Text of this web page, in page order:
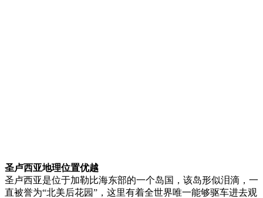
圣卢西亚地理位置优越
圣卢西亚是位于加勒比海东部的一个岛国，该岛形似泪滴，一
直被誉为“北美后花园”，这里有着全世界唯一能够驱车进去观